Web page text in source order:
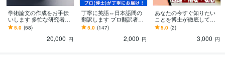
学習指導・資格・キャリア相談 化学
研究 化学 大学 大学院 研究室 ラボ 3Dプリンター
ディスカッション
論文
研究者
学術論文の作成をお手伝
いします 多忙な研究者の
方のために論文作成を博
士がお手伝いします
5.0 (58)
20,000 円
丁寧に英語⇔日本語間の
翻訳します プロ翻訳者
（博士）による高品質・
高精度な翻訳をお届けし
5.0 (147)
2,000 円
あなたの今すぐ知りたい
ことを博士が徹底して調
べます 調査・リサーチの
プロである博士にお任せ
5.0 (2)
3,000 円